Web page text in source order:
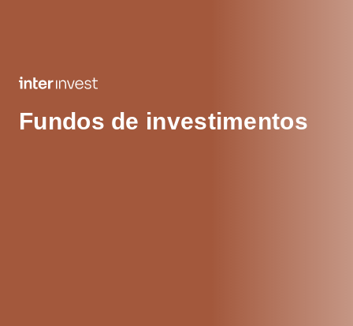
Fundos de investimentos